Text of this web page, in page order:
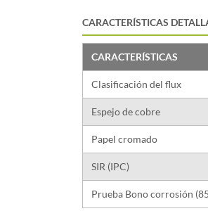
CARACTERÍSTICAS
CARACTERÍSTICAS
Clasificación del flux
Espejo de cobre
Papel cromado
SIR (IPC)
Prueba Bono corrosión